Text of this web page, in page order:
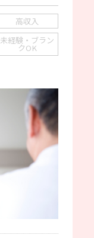
高収入
未経験・ブラン
クOK